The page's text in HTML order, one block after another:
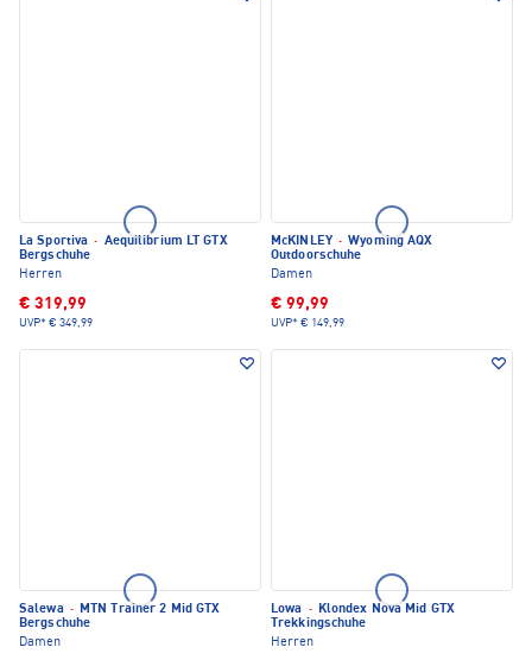
La Sportiva · Aequilibrium LT GTX
Bergschuhe
Herren
€ 319,99
UVP* € 349,99
McKINLEY · Wyoming AQX
Outdoorschuhe
Damen
€ 99,99
UVP* € 149,99
Salewa · MTN Trainer 2 Mid GTX
Bergschuhe
Damen
Lowa · Klondex Nova Mid GTX
Trekkingschuhe
Herren